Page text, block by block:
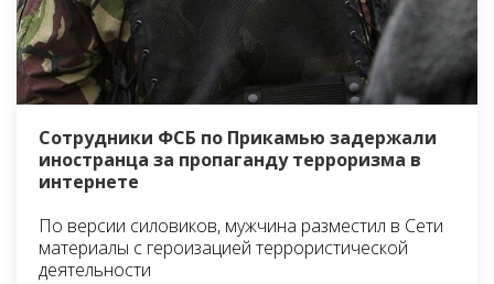
Сотрудники ФСБ по Прикамью задержали
иностранца за пропаганду терроризма в
интернете
По версии силовиков, мужчина разместил в Сети
материалы с героизацией террористической
деятельности